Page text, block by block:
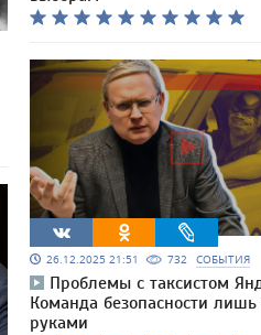
26.12.2025 21:51 732 СОБЫТИЯ
Проблемы с таксистом
Команда безопасности лишь
руками